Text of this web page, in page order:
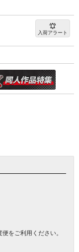
入荷アラート
をご利用ください。